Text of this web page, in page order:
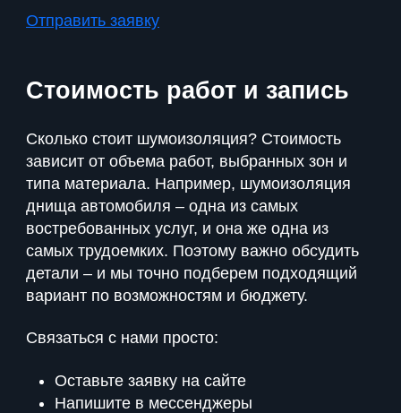
Отправить заявку
Стоимость работ и запись
Сколько стоит шумоизоляция? Стоимость
зависит от объема работ, выбранных зон и
типа материала. Например, шумоизоляция
днища автомобиля – одна из самых
востребованных услуг, и она же одна из
самых трудоемких. Поэтому важно обсудить
детали – и мы точно подберем подходящий
вариант по возможностям и бюджету.
Связаться с нами просто:
Оставьте заявку на сайте
Напишите в мессенджеры